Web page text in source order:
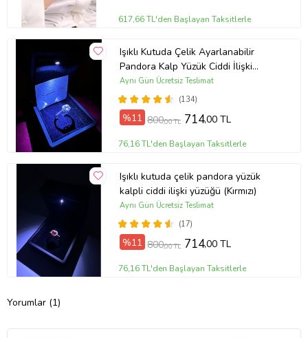
617,66 TL'den Başlayan Taksitlerle
Işıklı Kutuda Çelik Ayarlanabilir
Pandora Kalp Yüzük Ciddi İlişki
Yüzüğü (Gümüş)
(134)
Aynı Gün Ücretsiz Teslimat
%11 800,00 TL 714,00 TL
76,16 TL'den Başlayan Taksitlerle
Işıklı kutuda çelik pandora yüzük
kalpli ciddi ilişki yüzüğü (Kırmızı)
(17)
Aynı Gün Ücretsiz Teslimat
%11 800,00 TL 714,00 TL
76,16 TL'den Başlayan Taksitlerle
Yorumlar (1)